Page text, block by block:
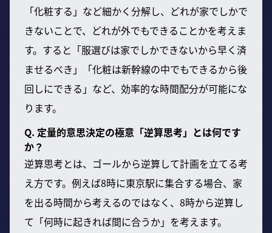
「化粧する」など細かく分解し、どれが家でしかで
きないことで、どれが外でもできることかを考えま
す。すると「服選びは家でしかできないから早く済
ませるべき」「化粧は新幹線の中でもできるから後
回しにできる」など、効率的な時間配分が可能にな
ります。
Q. 定量的意思決定の極意「逆算思考」とは何です
か？
逆算思考とは、ゴールから逆算して計画を立てる考
え方です。例えば8時に東京駅に集合する場合、家
を出る時間から考えるのではなく、8時から逆算し
て「何時に起きれば間に合うか」を考えます。